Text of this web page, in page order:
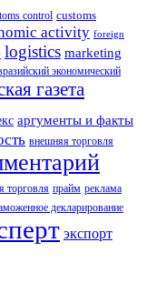
control customs
activity foreign
logistics marketing
экономический
газета
аргументы и факты
внешняя торговля
торговля прайм реклама
декларирование
экспорт